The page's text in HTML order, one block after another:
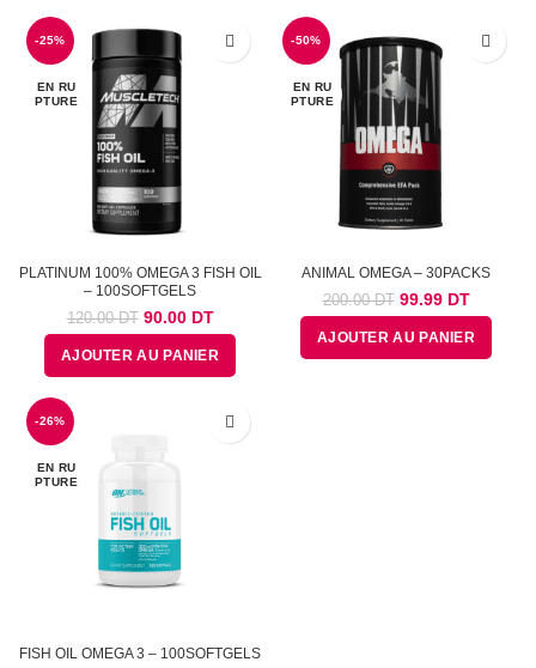
DT.
DT.
DT.
-25%
EN RU
PTURE
PLATINUM 100% OMEGA 3 FISH OIL
– 100SOFTGELS
120.00DT Le
prix
initial
était :
90.00DTLe
prix
actuel
est :
DT.
AJOUTER AU PANIER
-50%
EN RU
PTURE
ANIMAL OMEGA – 30PACKS
200.00DT Le
prix
initial
était :
99.99DTLe
prix
actuel
est :
AJOUTER AU PANIER
-26%
EN RU
PTURE
FISH OIL OMEGA 3 – 100SOFTGELS